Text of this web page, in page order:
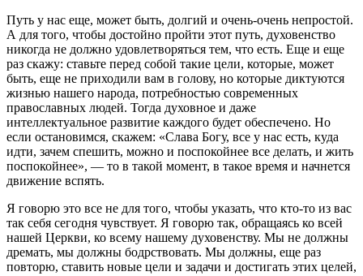
Путь у нас еще, может быть, долгий и очень-очень непростой.
А для того, чтобы достойно пройти этот путь, духовенство
никогда не должно удовлетворяться тем, что есть. Еще и еще
раз скажу: ставьте перед собой такие цели, которые, может
быть, еще не приходили вам в голову, но которые диктуются
жизнью нашего народа, потребностью современных
православных людей. Тогда духовное и даже
интеллектуальное развитие каждого будет обеспечено. Но
если остановимся, скажем: «Слава Богу, все у нас есть, куда
идти, зачем спешить, можно и поспокойнее все делать, и жить
поспокойнее», — то в такой момент, в такое время и начнется
движение вспять.
Я говорю это все не для того, чтобы указать, что кто-то из вас
так себя сегодня чувствует. Я говорю так, обращаясь ко всей
нашей Церкви, ко всему нашему духовенству. Мы не должны
дремать, мы должны бодрствовать. Мы должны, еще раз
повторю, ставить новые цели и задачи и достигать этих целей,